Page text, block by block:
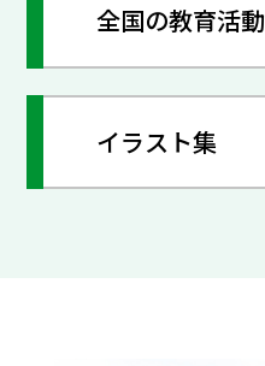
全国の教育活動
イラスト集